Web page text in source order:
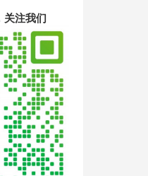
关注我们